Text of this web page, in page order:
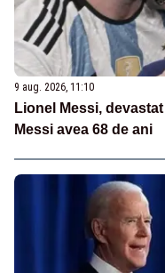
9 aug. 2026, 11:10
Lionel Messi,
Messi avea 68 de ani